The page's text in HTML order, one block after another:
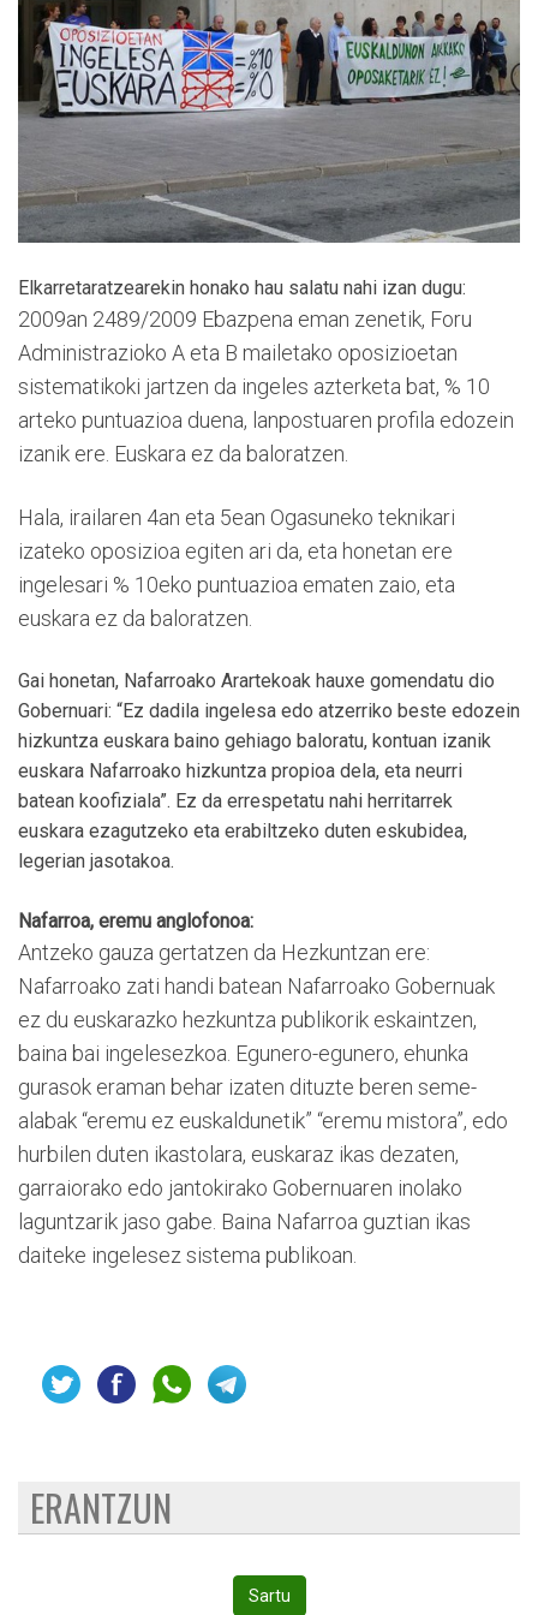
Elkarretaratzearekin honako hau salatu nahi izan dugu:
2009an 2489/2009 Ebazpena eman zenetik, Foru
Administrazioko A eta B mailetako oposizioetan
sistematikoki jartzen da ingeles azterketa bat, % 10
arteko puntuazioa duena, lanpostuaren profila edozein
izanik ere. Euskara ez da baloratzen.
Hala, irailaren 4an eta 5ean Ogasuneko teknikari
izateko oposizioa egiten ari da, eta honetan ere
ingelesari % 10eko puntuazioa ematen zaio, eta
euskara ez da baloratzen.
Gai honetan, Nafarroako Arartekoak hauxe gomendatu dio
Gobernuari: “Ez dadila ingelesa edo atzerriko beste edozein
hizkuntza euskara baino gehiago baloratu, kontuan izanik
euskara Nafarroako hizkuntza propioa dela, eta neurri
batean koofiziala”. Ez da errespetatu nahi herritarrek
euskara ezagutzeko eta erabiltzeko duten eskubidea,
legerian jasotakoa.
Nafarroa, eremu anglofonoa:
Antzeko gauza gertatzen da Hezkuntzan ere:
Nafarroako zati handi batean Nafarroako Gobernuak
ez du euskarazko hezkuntza publikorik eskaintzen,
baina bai ingelesezkoa. Egunero-egunero, ehunka
gurasok eraman behar izaten dituzte beren seme-
alabak “eremu ez euskaldunetik” “eremu mistora”, edo
hurbilen duten ikastolara, euskaraz ikas dezaten,
garraiorako edo jantokirako Gobernuaren inolako
laguntzarik jaso gabe. Baina Nafarroa guztian ikas
daiteke ingelesez sistema publikoan.
ERANTZUN
Sartu